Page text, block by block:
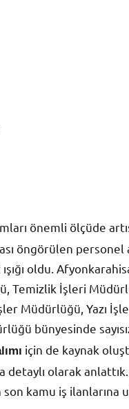
önemli ölçüde
öngörülen personel
oldu.
Temizlik İşleri
Müdürlüğü, Yazı
bünyesinde
için de kaynak
olarak anlattık.
kamu iş ilanlarına